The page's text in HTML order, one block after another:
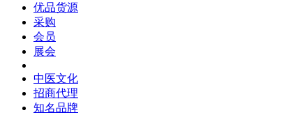
优品货源
采购
会员
展会
中医文化
招商代理
知名品牌